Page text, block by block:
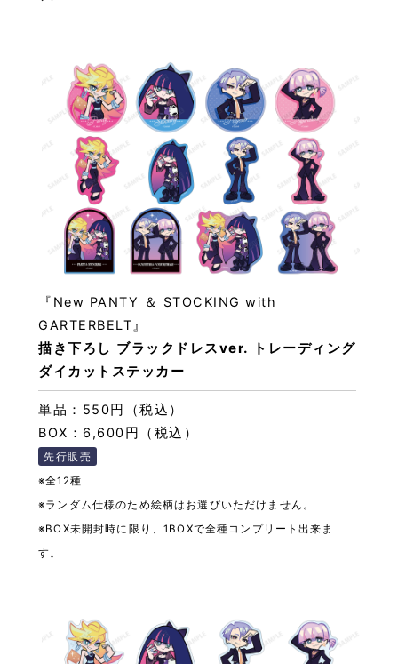
描き下ろし ブラックドレスver. トレーディング
ダイカットステッカー
『New PANTY ＆ STOCKING with
GARTERBELT』
単品：550円（税込）
BOX：6,600円（税込）
先行販売
※全12種
※ランダム仕様のため絵柄はお選びいただけません。
※BOX未開封時に限り、1BOXで全種コンプリート出来ま
す。